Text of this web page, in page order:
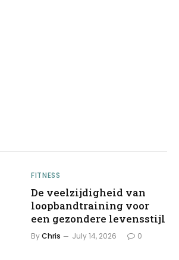
FITNESS
De veelzijdigheid van
loopbandtraining voor
een gezondere levensstijl
ByChris July 14, 2026 0